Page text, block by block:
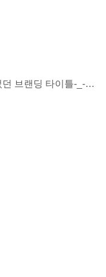
던 브랜딩 타이틀-_-…